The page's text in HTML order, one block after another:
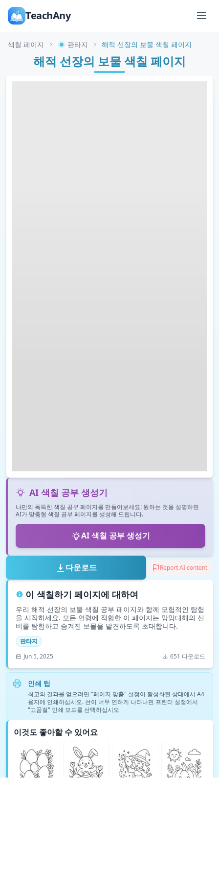
TeachAny
색칠 페이지 판타지 해적 선장의 보물 색칠 페이지
해적 선장의 보물 색칠 페이지
AI 색칠 공부 생성기
나만의 독특한 색칠 공부 페이지를 만들어보세요! 원하는 것을 설명하면
AI가 맞춤형 색칠 공부 페이지를 생성해 드립니다.
AI 색칠 공부 생성기
다운로드 Report AI content
이 색칠하기 페이지에 대하여
우리 해적 선장의 보물 색칠 공부 페이지와 함께 모험적인 탐험
을 시작하세요. 모든 연령에 적합한 이 페이지는 망망대해의 신
비를 탐험하고 숨겨진 보물을 발견하도록 초대합니다.
판타지
Jun 5, 2025
651 다운로드
인쇄 팁
최고의 결과를 얻으려면 "페이지 맞춤" 설정이 활성화된 상태에서 A4
용지에 인쇄하십시오. 선이 너무 연하게 나타나면 프린터 설정에서
"고품질" 인쇄 모드를 선택하십시오
이것도 좋아할 수 있어요